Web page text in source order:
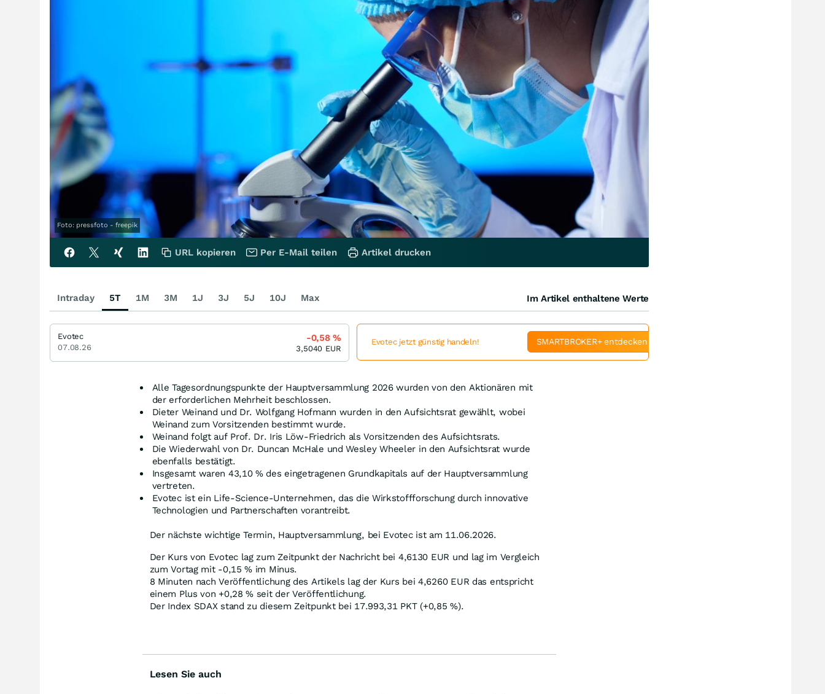
Foto: pressfoto - freepik
Alle Tagesordnungspunkte der Hauptversammlung 2026 wurden von den Aktionären mit
der erforderlichen Mehrheit beschlossen.
Dieter Weinand und Dr. Wolfgang Hofmann wurden in den Aufsichtsrat gewählt, wobei
Weinand zum Vorsitzenden bestimmt wurde.
Weinand folgt auf Prof. Dr. Iris Löw-Friedrich als Vorsitzenden des Aufsichtsrats.
Die Wiederwahl von Dr. Duncan McHale und Wesley Wheeler in den Aufsichtsrat wurde
ebenfalls bestätigt.
Insgesamt waren 43,10 % des eingetragenen Grundkapitals auf der Hauptversammlung
vertreten.
Evotec ist ein Life-Science-Unternehmen, das die Wirkstoffforschung durch innovative
Technologien und Partnerschaften vorantreibt.
Der nächste wichtige Termin, Hauptversammlung, bei Evotec ist am 11.06.2026.
Der Kurs von Evotec lag zum Zeitpunkt der Nachricht bei 4,6130 EUR und lag im Vergleich
zum Vortag mit -0,15% im Minus.
8 Minuten nach Veröffentlichung des Artikels lag der Kurs bei 4,6260 EUR das entspricht
einem Plus von +0,28% seit der Veröffentlichung.
Der Index SDAX stand zu diesem Zeitpunkt bei 17.993,31 PKT(+0,85%).
Lesen Sie auch
URL kopieren Per E-Mail teilen Artikel drucken
Intraday 5T 1M 3M 1J 3J 5J 10J Max Im Artikel enthaltene Werte
Evotec
07.08.26
-0,58%
3,5040 EUR
Evotec jetzt günstig handeln! SMARTBROKER+ entdecken